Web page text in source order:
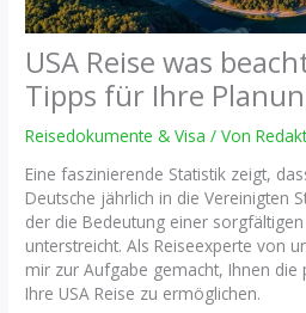
USA Reise was
Tipps für Ihre
Reisedokumente & Visa / Von
Eine faszinierende Statistik zeigt,
Deutsche jährlich in die Vereinigten
der die Bedeutung einer
unterstreicht. Als Reiseexperte von
mir zur Aufgabe gemacht, Ihnen
Ihre USA Reise zu ermöglichen.